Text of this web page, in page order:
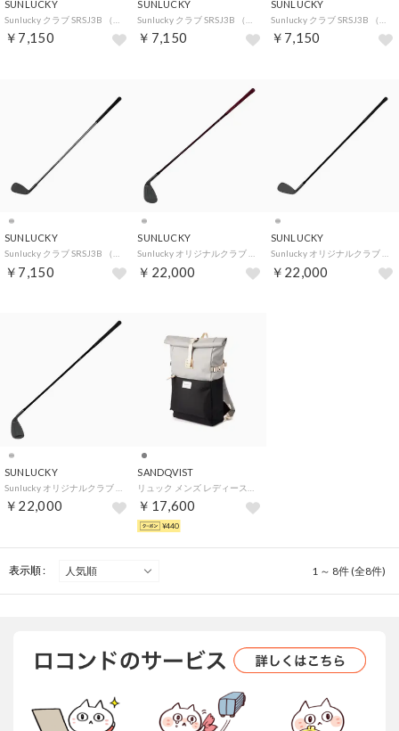
SUNLUCKY
￥7,150
SUNLUCKY
￥7,150
SUNLUCKY
￥7,150
SUNLUCKY
￥7,150
SUNLUCKY
￥22,000
SUNLUCKY
￥22,000
SUNLUCKY
￥22,000
SANDQVIST
￥17,600
¥440
表示順 : 1 ～ 8件 (全8件)